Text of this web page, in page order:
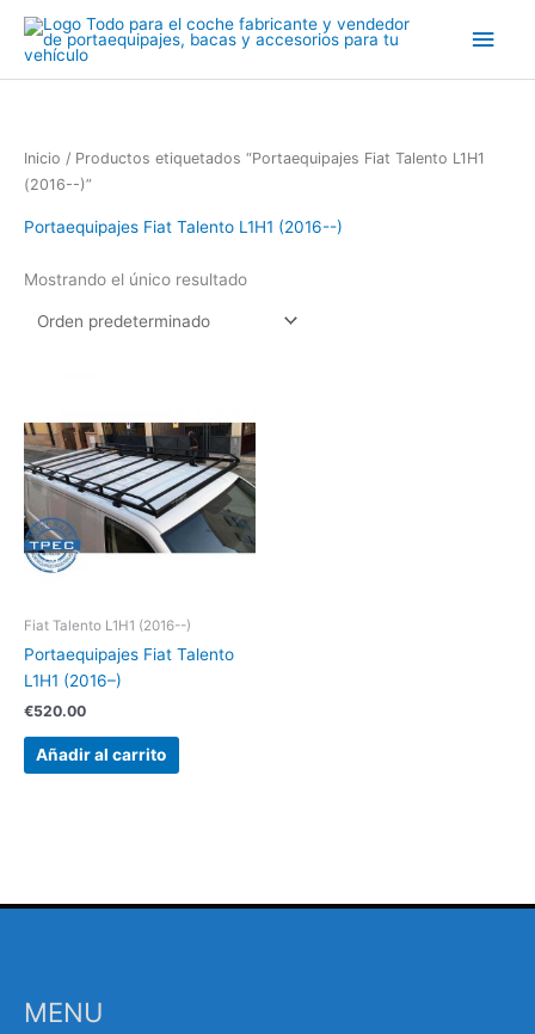
contenido
Inicio / Productos etiquetados “Portaequipajes Fiat Talento L1H1
(2016--)”
Portaequipajes Fiat Talento L1H1 (2016--)
Mostrando el único resultado
Fiat Talento L1H1 (2016--)
Portaequipajes Fiat Talento
L1H1 (2016–)
€520.00
Añadir al carrito
MENU